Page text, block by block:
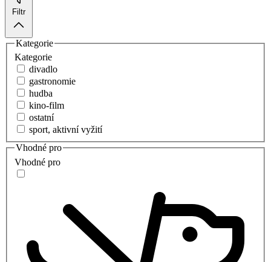
Filtr
Kategorie
Kategorie
divadlo
gastronomie
hudba
kino-film
ostatní
sport, aktivní vyžití
Vhodné pro
Vhodné pro